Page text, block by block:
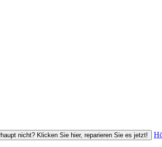
nicht? Klicken Sie hier, reparieren Sie es jetzt!